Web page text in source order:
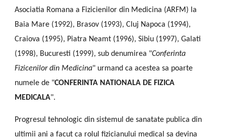
Asociatia Romana a Fizicienilor din Medicina (ARFM) la
Baia Mare (1992), Brasov (1993), Cluj Napoca (1994),
Craiova (1995), Piatra Neamt (1996), Sibiu (1997), Galati
(1998), Bucuresti (1999), sub denumirea "Conferinta
Fizicenilor din Medicina" urmand ca acestea sa poarte
numele de "CONFERINTA NATIONALA DE FIZICA
MEDICALA".
Progresul tehnologic din sistemul de sanatate publica din
ultimii ani a facut ca rolul fizicianului medical sa devina